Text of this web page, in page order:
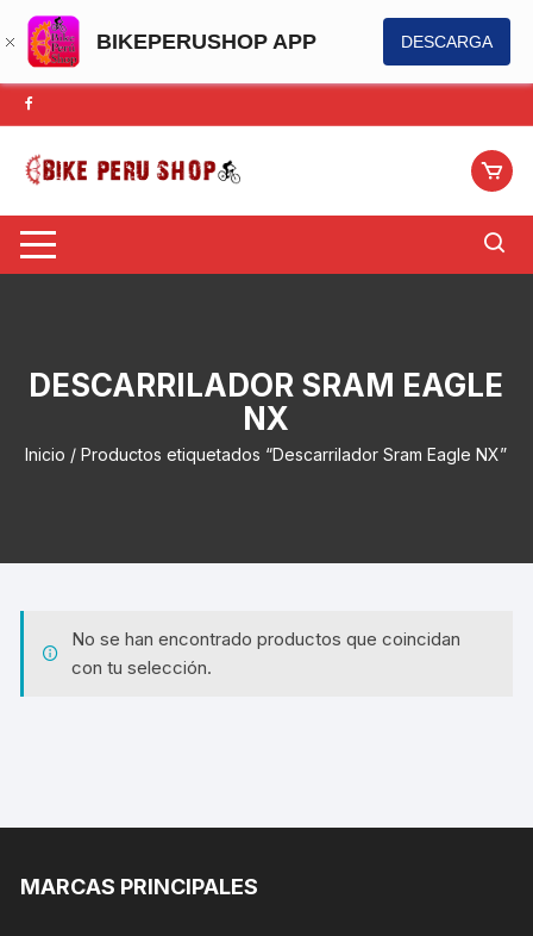
BIKEPERUSHOP APP DESCARGA
Saltar
al
contenido
DESCARRILADOR SRAM EAGLE
NX
Inicio / Productos etiquetados “Descarrilador Sram Eagle NX”
No se han encontrado productos que coincidan
con tu selección.
MARCAS PRINCIPALES